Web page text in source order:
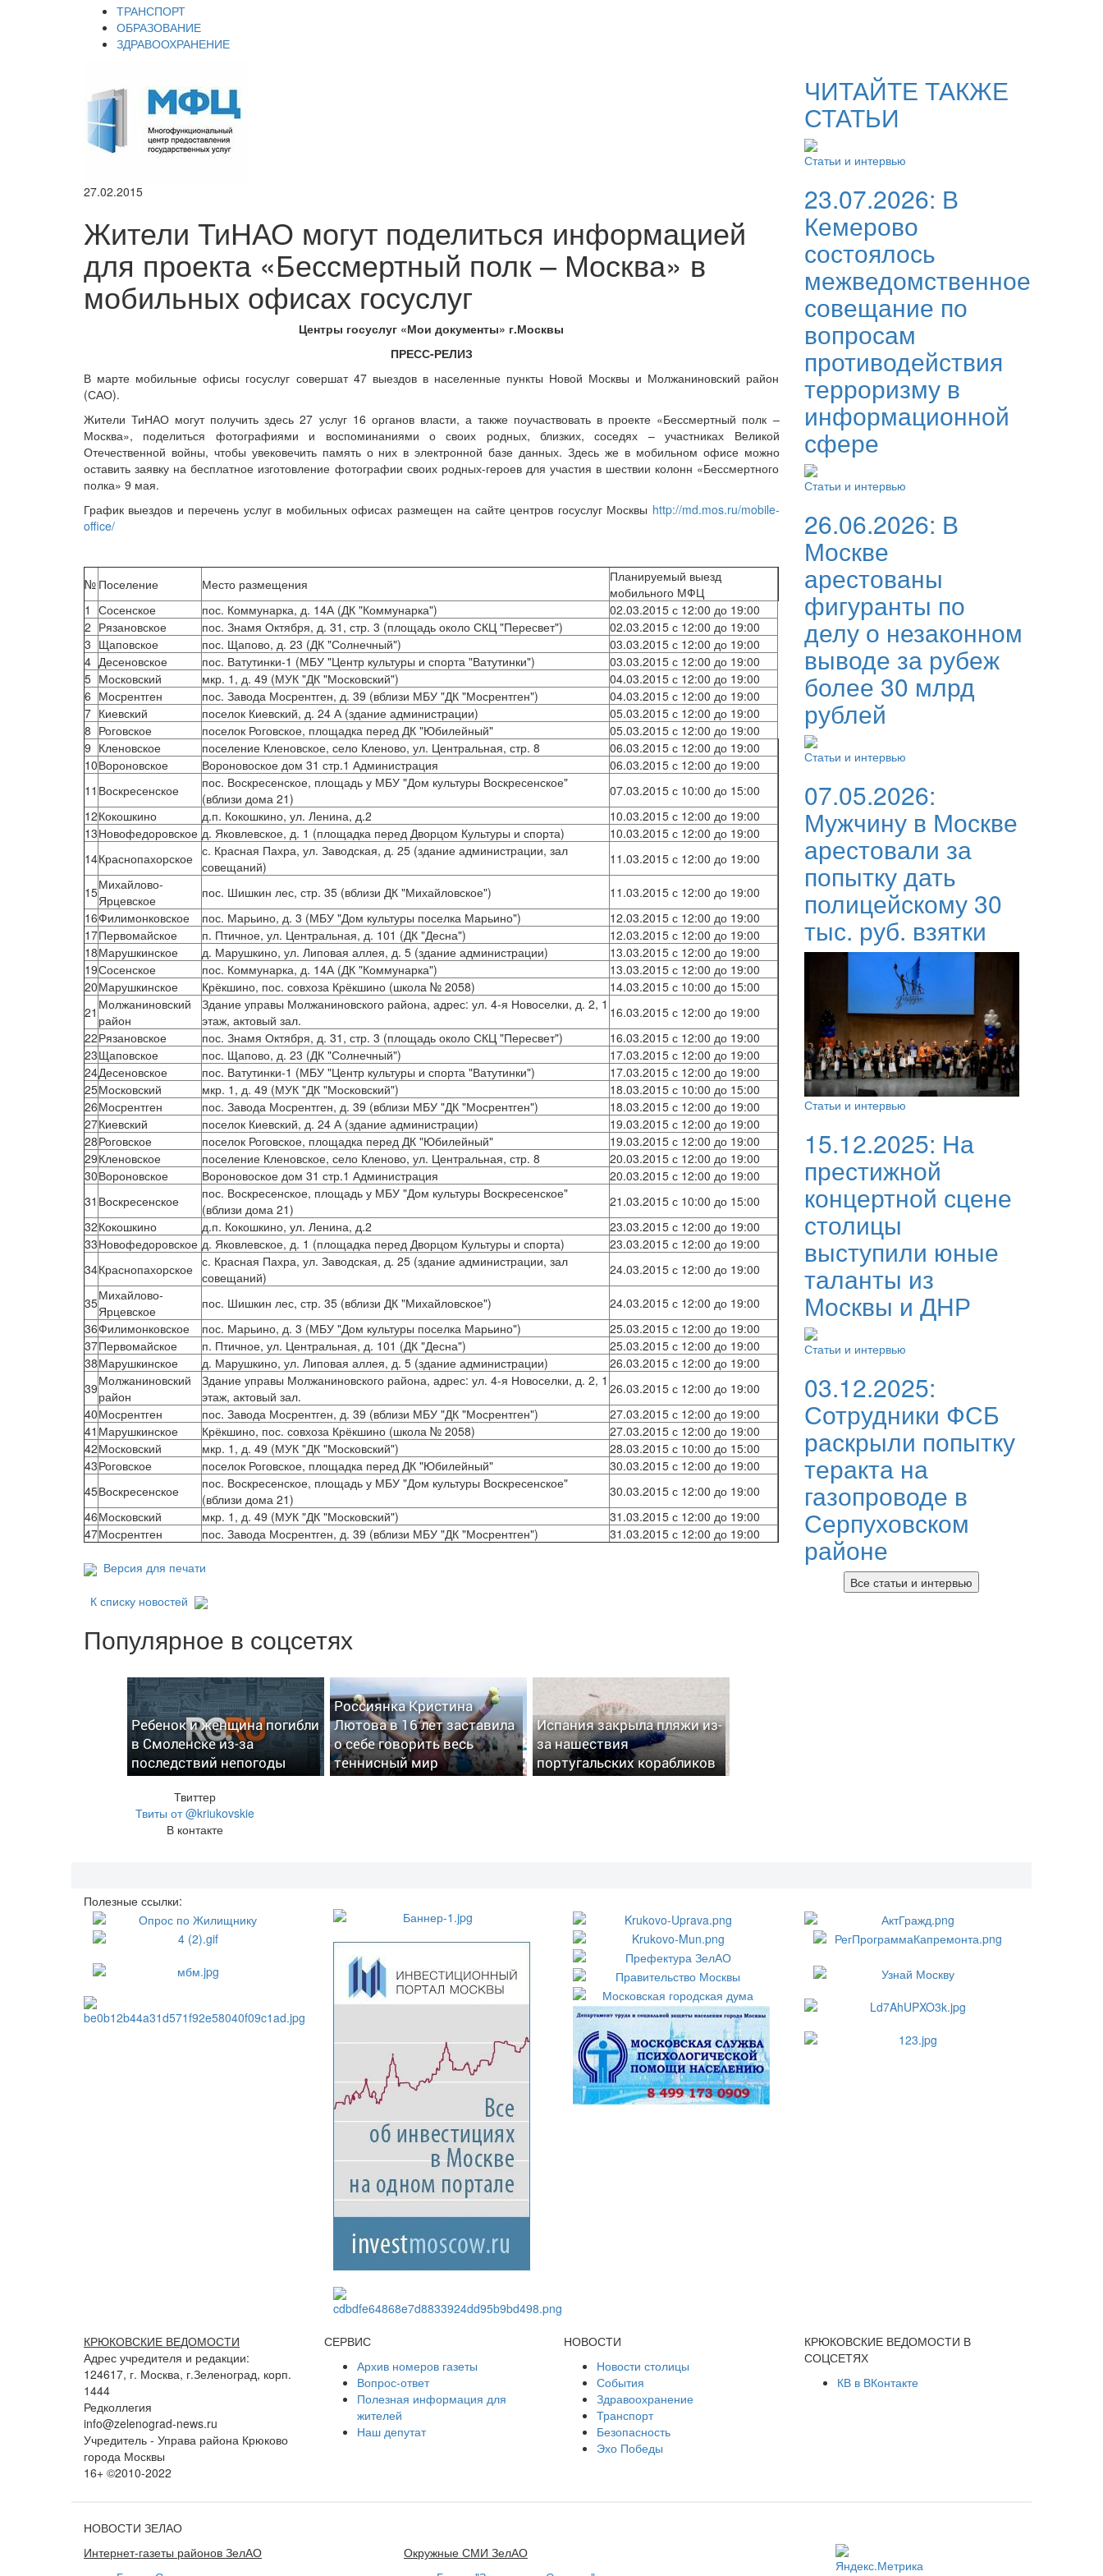
ТРАНСПОРТ
ОБРАЗОВАНИЕ
ЗДРАВООХРАНЕНИЕ
27.02.2015
Жители ТиНАО могут поделиться информацией
для проекта «Бессмертный полк – Москва» в
мобильных офисах госуслуг
Центры госуслуг «Мои документы» г.Москвы
ПРЕСС-РЕЛИЗ
В марте мобильные офисы госуслуг совершат 47 выездов в населенные пункты Новой Москвы и Молжаниновский район
(САО).
Жители ТиНАО могут получить здесь 27 услуг 16 органов власти, а также поучаствовать в проекте «Бессмертный полк –
Москва», поделиться фотографиями и воспоминаниями о своих родных, близких, соседях – участниках Великой
Отечественной войны, чтобы увековечить память о них в электронной базе данных. Здесь же в мобильном офисе можно
оставить заявку на бесплатное изготовление фотографии своих родных-героев для участия в шествии колонн «Бессмертного
полка» 9 мая.
График выездов и перечень услуг в мобильных офисах размещен на сайте центров госуслуг Москвы http://md.mos.ru/mobile-
office/
№ Поселение Место размещения
Планируемый выезд
мобильного МФЦ
1 Сосенское пос. Коммунарка, д. 14А (ДК "Коммунарка")
02.03.2015 с 12:00 до 19:00
2 Рязановское пос. Знамя Октября, д. 31, стр. 3 (площадь около СКЦ "Пересвет")
02.03.2015 с 12:00 до 19:00
3 Щаповское пос. Щапово, д. 23 (ДК "Солнечный")
03.03.2015 с 12:00 до 19:00
4 Десеновское пос. Ватутинки-1 (МБУ "Центр культуры и спорта "Ватутинки")
03.03.2015 с 12:00 до 19:00
5 Московский мкр. 1, д. 49 (МУК "ДК "Московский")
04.03.2015 с 12:00 до 19:00
6 Мосрентген пос. Завода Мосрентген, д. 39 (вблизи МБУ "ДК "Мосрентген")
04.03.2015 с 12:00 до 19:00
7 Киевский поселок Киевский, д. 24 А (здание администрации)
05.03.2015 с 12:00 до 19:00
8 Роговское поселок Роговское, площадка перед ДК "Юбилейный"
05.03.2015 с 12:00 до 19:00
9 Кленовское поселение Кленовское, село Кленово, ул. Центральная, стр. 8
06.03.2015 с 12:00 до 19:00
10Вороновское Вороновоское дом 31 стр.1 Администрация
06.03.2015 с 12:00 до 19:00
11 Воскресенское
пос. Воскресенское, площадь у МБУ "Дом культуры Воскресенское"
(вблизи дома 21)
07.03.2015 с 10:00 до 15:00
12Кокошкино д.п. Кокошкино, ул. Ленина, д.2
10.03.2015 с 12:00 до 19:00
13Новофедоровское д. Яковлевское, д. 1 (площадка перед Дворцом Культуры и спорта)
10.03.2015 с 12:00 до 19:00
14Краснопахорское с. Красная Пахра, ул. Заводская, д. 25 (здание администрации, зал
совещаний)
11.03.2015 с 12:00 до 19:00
15Михайлово-
Ярцевское
пос. Шишкин лес, стр. 35 (вблизи ДК "Михайловское")
11.03.2015 с 12:00 до 19:00
16Филимонковское пос. Марьино, д. 3 (МБУ "Дом культуры поселка Марьино")
12.03.2015 с 12:00 до 19:00
17Первомайское п. Птичное, ул. Центральная, д. 101 (ДК "Десна")
12.03.2015 с 12:00 до 19:00
18Марушкинское д. Марушкино, ул. Липовая аллея, д. 5 (здание администрации)
13.03.2015 с 12:00 до 19:00
19Сосенское пос. Коммунарка, д. 14А (ДК "Коммунарка")
13.03.2015 с 12:00 до 19:00
20Марушкинское Крёкшино, пос. совхоза Крёкшино (школа № 2058)
14.03.2015 с 10:00 до 15:00
21 Молжаниновский
район
Здание управы Молжаниновского района, адрес: ул. 4-я Новоселки, д. 2, 1
этаж, актовый зал.
16.03.2015 с 12:00 до 19:00
22Рязановское пос. Знамя Октября, д. 31, стр. 3 (площадь около СКЦ "Пересвет")
16.03.2015 с 12:00 до 19:00
23Щаповское пос. Щапово, д. 23 (ДК "Солнечный")
17.03.2015 с 12:00 до 19:00
24Десеновское пос. Ватутинки-1 (МБУ "Центр культуры и спорта "Ватутинки")
17.03.2015 с 12:00 до 19:00
25Московский мкр. 1, д. 49 (МУК "ДК "Московский")
18.03.2015 с 10:00 до 15:00
26Мосрентген пос. Завода Мосрентген, д. 39 (вблизи МБУ "ДК "Мосрентген")
18.03.2015 с 12:00 до 19:00
27Киевский поселок Киевский, д. 24 А (здание администрации)
19.03.2015 с 12:00 до 19:00
28Роговское поселок Роговское, площадка перед ДК "Юбилейный"
19.03.2015 с 12:00 до 19:00
29Кленовское поселение Кленовское, село Кленово, ул. Центральная, стр. 8
20.03.2015 с 12:00 до 19:00
30Вороновское Вороновоское дом 31 стр.1 Администрация
20.03.2015 с 12:00 до 19:00
31 Воскресенское
пос. Воскресенское, площадь у МБУ "Дом культуры Воскресенское"
(вблизи дома 21)
21.03.2015 с 10:00 до 15:00
32Кокошкино д.п. Кокошкино, ул. Ленина, д.2
23.03.2015 с 12:00 до 19:00
33Новофедоровское д. Яковлевское, д. 1 (площадка перед Дворцом Культуры и спорта)
23.03.2015 с 12:00 до 19:00
34Краснопахорское с. Красная Пахра, ул. Заводская, д. 25 (здание администрации, зал
совещаний)
24.03.2015 с 12:00 до 19:00
35Михайлово-
Ярцевское
пос. Шишкин лес, стр. 35 (вблизи ДК "Михайловское")
24.03.2015 с 12:00 до 19:00
36Филимонковское пос. Марьино, д. 3 (МБУ "Дом культуры поселка Марьино")
25.03.2015 с 12:00 до 19:00
37Первомайское п. Птичное, ул. Центральная, д. 101 (ДК "Десна")
25.03.2015 с 12:00 до 19:00
38Марушкинское д. Марушкино, ул. Липовая аллея, д. 5 (здание администрации)
26.03.2015 с 12:00 до 19:00
39Молжаниновский
район
Здание управы Молжаниновского района, адрес: ул. 4-я Новоселки, д. 2, 1
этаж, актовый зал.
26.03.2015 с 12:00 до 19:00
40Мосрентген пос. Завода Мосрентген, д. 39 (вблизи МБУ "ДК "Мосрентген")
27.03.2015 с 12:00 до 19:00
41 Марушкинское Крёкшино, пос. совхоза Крёкшино (школа № 2058)
27.03.2015 с 12:00 до 19:00
42Московский мкр. 1, д. 49 (МУК "ДК "Московский")
28.03.2015 с 10:00 до 15:00
43Роговское поселок Роговское, площадка перед ДК "Юбилейный"
30.03.2015 с 12:00 до 19:00
45Воскресенское
пос. Воскресенское, площадь у МБУ "Дом культуры Воскресенское"
(вблизи дома 21)
30.03.2015 с 12:00 до 19:00
46Московский мкр. 1, д. 49 (МУК "ДК "Московский")
31.03.2015 с 12:00 до 19:00
47Мосрентген пос. Завода Мосрентген, д. 39 (вблизи МБУ "ДК "Мосрентген") 31.03.2015 с 12:00 до 19:00
Версия для печати
К списку новостей
Популярное в соцсетях
Ребенок и женщина погибли
в Смоленске из-за
последствий непогоды
Россиянка Кристина
Лютова в 16 лет заставила
о себе говорить весь
теннисный мир
Испания закрыла пляжи из-
за нашествия
португальских корабликов
Твиттер
Твиты от @kriukovskie
В контакте
ЧИТАЙТЕ ТАКЖЕ
СТАТЬИ
Статьи и интервью
23.07.2026: В
Кемерово
состоялось
межведомственное
совещание по
вопросам
противодействия
терроризму в
информационной
сфере
Статьи и интервью
26.06.2026: В
Москве
арестованы
фигуранты по
делу о незаконном
выводе за рубеж
более 30 млрд
рублей
Статьи и интервью
07.05.2026:
Мужчину в Москве
арестовали за
попытку дать
полицейскому 30
тыс. руб. взятки
Статьи и интервью
15.12.2025: На
престижной
концертной сцене
столицы
выступили юные
таланты из
Москвы и ДНР
Статьи и интервью
03.12.2025:
Сотрудники ФСБ
раскрыли попытку
теракта на
газопроводе в
Серпуховском
районе
Все статьи и интервью
Полезные ссылки:
КРЮКОВСКИЕ ВЕДОМОСТИ
Адрес учредителя и редакции:
124617, г. Москва, г.Зеленоград, корп.
1444
Редколлегия
info@zelenograd-news.ru
Учредитель - Управа района Крюково
города Москвы
16+ ©2010-2022
СЕРВИС
Архив номеров газеты
Вопрос-ответ
Полезная информация для
жителей
Наш депутат
НОВОСТИ
Новости столицы
События
Здравоохранение
Транспорт
Безопасность
Эхо Победы
КРЮКОВСКИЕ ВЕДОМОСТИ В
СОЦСЕТЯХ
КВ в ВКонтакте
НОВОСТИ ЗЕЛАО
Интернет-газеты районов ЗелАО
Окружные СМИ ЗелАО